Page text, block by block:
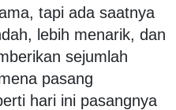
tapi ada saatnya
lebih menarik, dan
sejumlah
pasang
hari ini pasangnya